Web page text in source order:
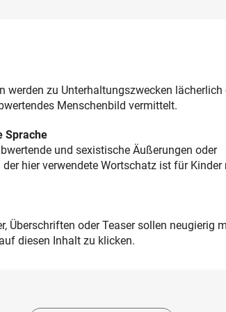
werden zu Unterhaltungszwecken lächerlich
Menschenbild vermittelt.
Sprache
und sexistische Äußerungen oder
hier verwendete Wortschatz ist für Kinder
Überschriften oder Teaser sollen neugierig
diesen Inhalt zu klicken.